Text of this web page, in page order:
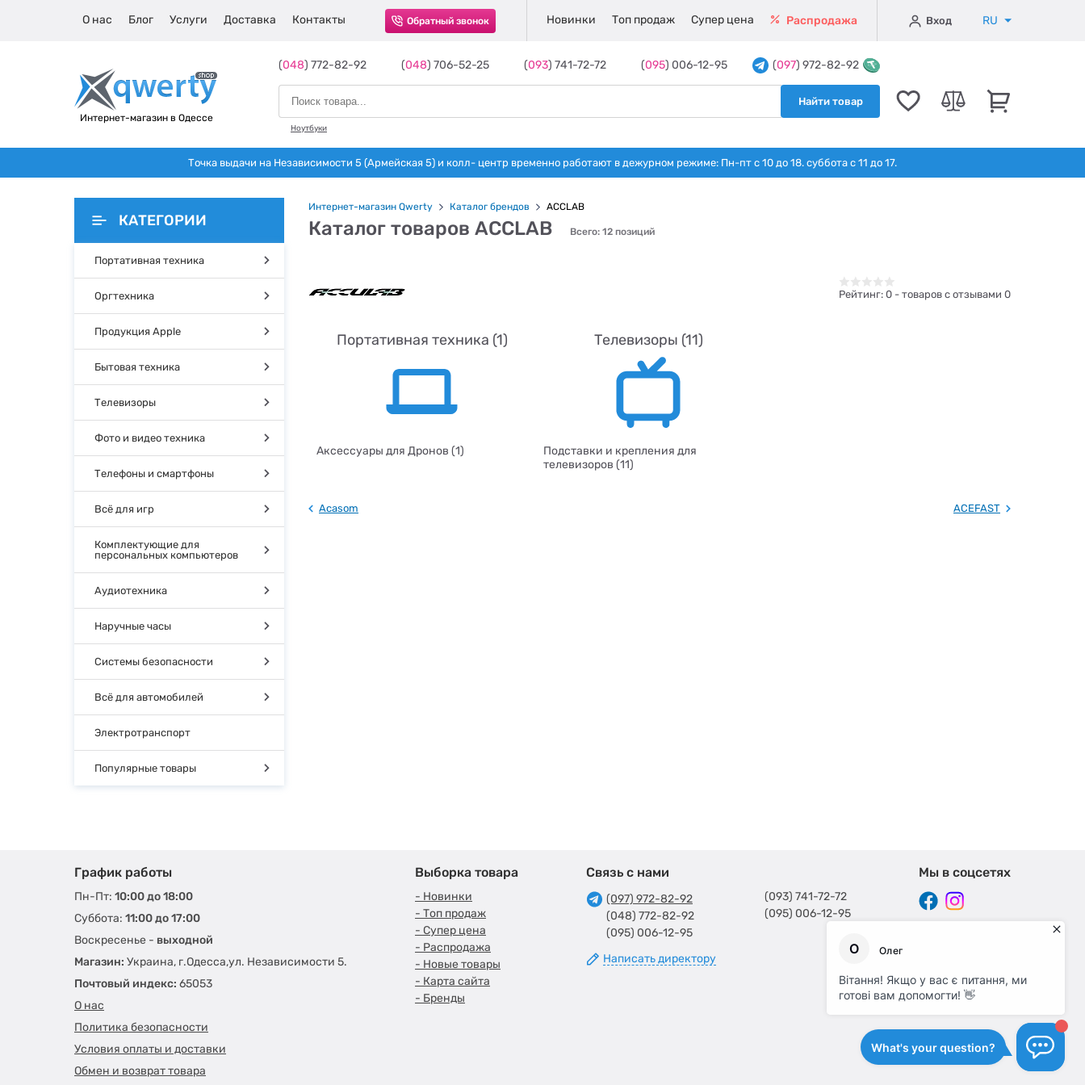
О нас Блог Услуги Доставка Контакты Обратный звонок Новинки Топ продаж Супер цена Распродажа Вход RU
Интернет-магазин в Одессе
(048) 772-82-92 (048) 706-52-25 (093) 741-72-72 (095) 006-12-95 (097) 972-82-92
Найти товар
Ноутбуки
Точка выдачи на Независимости 5 (Армейская 5) и колл- центр временно работают в дежурном режиме: Пн-пт с 10 до 18. суббота с 11 до 17.
КАТЕГОРИИ
Портативная техника
Оргтехника
Продукция Apple
Бытовая техника
Телевизоры
Фото и видео техника
Телефоны и смартфоны
Всё для игр
Комплектующие для
персональных компьютеров
Аудиотехника
Наручные часы
Системы безопасности
Всё для автомобилей
Электротранспорт
Популярные товары
Интернет-магазин Qwerty Каталог брендов ACCLAB
Каталог товаров ACCLAB Всего: 12 позиций
Рейтинг: 0 - товаров с отзывами 0
Портативная техника (1)
Аксессуары для Дронов (1)
Телевизоры (11)
Подставки и крепления для
телевизоров (11)
Acasom ACEFAST
График работы
Пн-Пт: 10:00 до 18:00
Суббота: 11:00 до 17:00
Воскресенье - выходной
Магазин: Украина, г.Одесса,ул. Независимости 5.
Почтовый индекс: 65053
О нас
Политика безопасности
Условия оплаты и доставки
Обмен и возврат товара
Выборка товара
- Новинки
- Топ продаж
- Супер цена
- Распродажа
- Новые товары
- Карта сайта
- Бренды
Связь с нами
(097) 972-82-92
(048) 772-82-92
(095) 006-12-95
Написать директору
(093) 741-72-72
(095) 006-12-95
Мы в соцсетях